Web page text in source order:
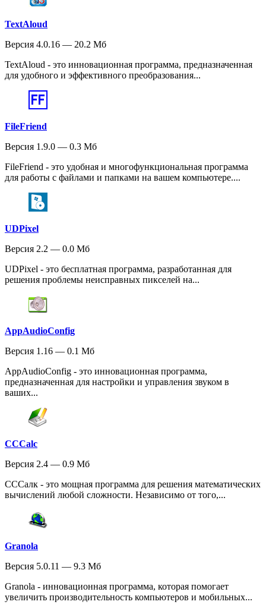
TextAloud
Версия 4.0.16 — 20.2 Мб
TextAloud - это инновационная программа, предназначенная
для удобного и эффективного преобразования...
FileFriend
Версия 1.9.0 — 0.3 Мб
FileFriend - это удобная и многофункциональная программа
для работы с файлами и папками на вашем компьютере....
UDPixel
Версия 2.2 — 0.0 Мб
UDPixel - это бесплатная программа, разработанная для
решения проблемы неисправных пикселей на...
AppAudioConfig
Версия 1.16 — 0.1 Мб
AppAudioConfig - это инновационная программа,
предназначенная для настройки и управления звуком в
ваших...
CCCalc
Версия 2.4 — 0.9 Мб
CCCалк - это мощная программа для решения математических
вычислений любой сложности. Независимо от того,...
Granola
Версия 5.0.11 — 9.3 Мб
Granola - инновационная программа, которая помогает
увеличить производительность компьютеров и мобильных...